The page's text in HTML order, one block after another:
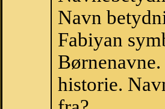
Navn
Fabiyan
historie.